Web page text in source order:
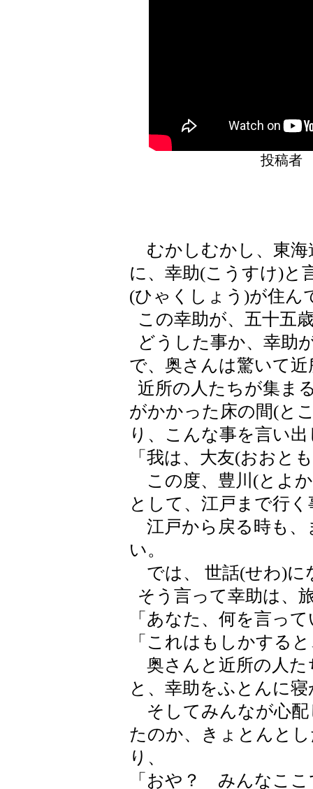
投稿
むかしむかし、東海
に、幸助(こうすけ)と
(ひゃくしょう)が住ん
この幸助が、五十五
どうした事か、幸助
で、奥さんは驚いて
近所の人たちが集ま
がかかった床の間(と
り、こんな事を言い
「我は、大友(おおと
この度、豊川(とよ
として、江戸まで行
江戸から戻る時も、
い。
では、 世話(せわ)に
そう言って幸助は、
「あなた、何を言っ
「これはもしかする
奥さんと近所の人た
と、幸助をふとんに
そしてみんなが心配
たのか、きょとんと
り、
「おや？ みんなこ